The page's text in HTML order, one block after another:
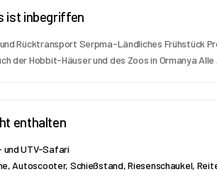
ist inbegriffen
Rücktransport Serpma-Ländliches Frühstück
der Hobbit-Häuser und des Zoos in Ormanya
enthalten
und UTV-Safari
Autoscooter, Schießstand, Riesenschaukel,